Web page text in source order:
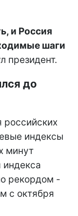
и Россия
шаги
президент.
до
российских
индексы
минут
индекса
рекордом -
с октября